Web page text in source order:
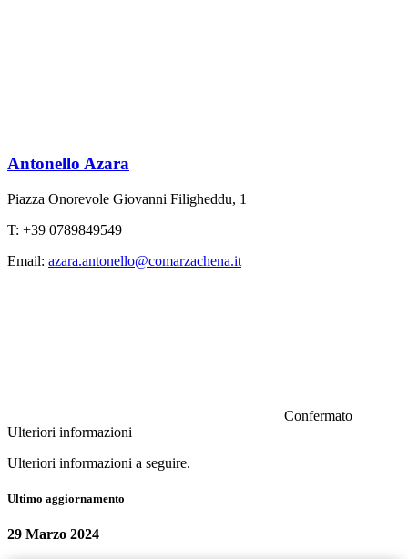
Antonello Azara
Piazza Onorevole Giovanni Filigheddu, 1
T: +39 0789849549
Email: azara.antonello@comarzachena.it
Confermato
Ulteriori informazioni
Ulteriori informazioni a seguire.
Ultimo aggiornamento
29 Marzo 2024